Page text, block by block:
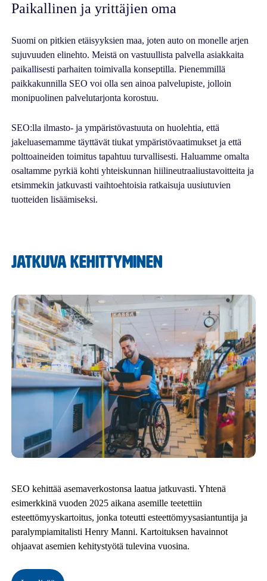
Paikallinen ja yrittäjien oma
Suomi on pitkien etäisyyksien maa, joten auto on monelle arjen
sujuvuuden elinehto. Meistä on vastuullista palvella asiakkaita
paikallisesti parhaiten toimivalla konseptilla. Pienemmillä
paikkakunnilla SEO voi olla sen ainoa palvelupiste, jolloin
monipuolinen palvelutarjonta korostuu.
SEO:lla ilmasto- ja ympäristövastuuta on huolehtia, että
jakeluasemamme täyttävät tiukat ympäristövaatimukset ja että
polttoaineiden toimitus tapahtuu turvallisesti. Haluamme omalta
osaltamme pyrkiä kohti yhteiskunnan hiilineutraaliustavoitteita ja
etsimmekin jatkuvasti vaihtoehtoisia ratkaisuja uusiutuvien
tuotteiden lisäämiseksi.
Jatkuva kehittyminen
SEO kehittää asemaverkostonsa laatua jatkuvasti. Yhtenä
esimerkkinä vuoden 2025 aikana asemille teetettiin
esteettömyyskartoitus, jonka toteutti esteettömyysasiantuntija ja
paralympiamitalisti Henry Manni. Kartoituksen havainnot
ohjaavat asemien kehitystyötä tulevina vuosina.